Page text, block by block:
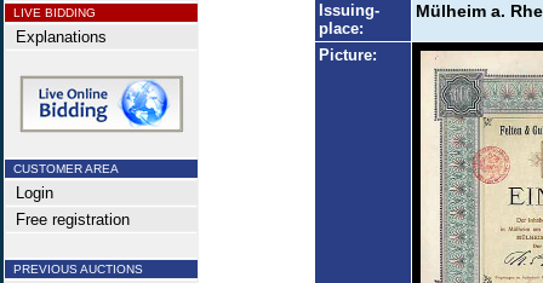
LIVE BIDDING
Explanations
CUSTOMER AREA
Login
Free registration
PREVIOUS AUCTIONS
Issuing-
place:
Mülheim a.
Picture: